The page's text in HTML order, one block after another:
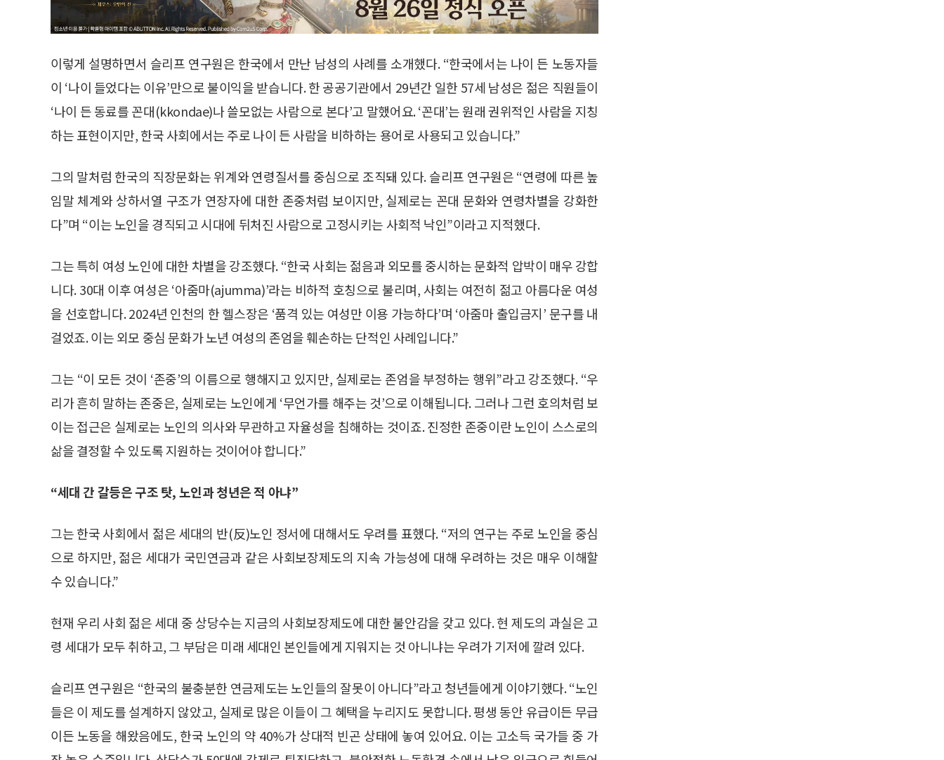
이렇게 설명하면서 슬리프 연구원은 한국에서 만난 남성의 사례를 소개했다. “한국에서는 나이 든 노동자들
이 ‘나이 들었다는 이유’만으로 불이익을 받습니다. 한 공공기관에서 29년간 일한 57세 남성은 젊은 직원들이
‘나이 든 동료를 꼰대(kkondae)나 쓸모없는 사람으로 본다’고 말했어요. ‘꼰대’는 원래 권위적인 사람을 지칭
하는 표현이지만, 한국 사회에서는 주로 나이 든 사람을 비하하는 용어로 사용되고 있습니다.”
그의 말처럼 한국의 직장문화는 위계와 연령질서를 중심으로 조직돼 있다. 슬리프 연구원은 “연령에 따른 높
임말 체계와 상하서열 구조가 연장자에 대한 존중처럼 보이지만, 실제로는 꼰대 문화와 연령차별을 강화한
다”며 “이는 노인을 경직되고 시대에 뒤처진 사람으로 고정시키는 사회적 낙인”이라고 지적했다.
그는 특히 여성 노인에 대한 차별을 강조했다. “한국 사회는 젊음과 외모를 중시하는 문화적 압박이 매우 강합
니다. 30대 이후 여성은 ‘아줌마(ajumma)’라는 비하적 호칭으로 불리며, 사회는 여전히 젊고 아름다운 여성
을 선호합니다. 2024년 인천의 한 헬스장은 ‘품격 있는 여성만 이용 가능하다’며 ‘아줌마 출입금지’ 문구를 내
걸었죠. 이는 외모 중심 문화가 노년 여성의 존엄을 훼손하는 단적인 사례입니다.”
그는 “이 모든 것이 ‘존중’의 이름으로 행해지고 있지만, 실제로는 존엄을 부정하는 행위”라고 강조했다. “우
리가 흔히 말하는 존중은, 실제로는 노인에게 ‘무언가를 해주는 것’으로 이해됩니다. 그러나 그런 호의처럼 보
이는 접근은 실제로는 노인의 의사와 무관하고 자율성을 침해하는 것이죠. 진정한 존중이란 노인이 스스로의
삶을 결정할 수 있도록 지원하는 것이어야 합니다.”
“세대 간 갈등은 구조 탓, 노인과 청년은 적 아냐”
그는 한국 사회에서 젊은 세대의 반(反)노인 정서에 대해서도 우려를 표했다. “저의 연구는 주로 노인을 중심
으로 하지만, 젊은 세대가 국민연금과 같은 사회보장제도의 지속 가능성에 대해 우려하는 것은 매우 이해할
수 있습니다.”
현재 우리 사회 젊은 세대 중 상당수는 지금의 사회보장제도에 대한 불안감을 갖고 있다. 현 제도의 과실은 고
령 세대가 모두 취하고, 그 부담은 미래 세대인 본인들에게 지워지는 것 아니냐는 우려가 기저에 깔려 있다.
슬리프 연구원은 “한국의 불충분한 연금제도는 노인들의 잘못이 아니다”라고 청년들에게 이야기했다. “노인
들은 이 제도를 설계하지 않았고, 실제로 많은 이들이 그 혜택을 누리지도 못합니다. 평생 동안 유급이든 무급
이든 노동을 해왔음에도, 한국 노인의 약 40%가 상대적 빈곤 상태에 놓여 있어요. 이는 고소득 국가들 중 가